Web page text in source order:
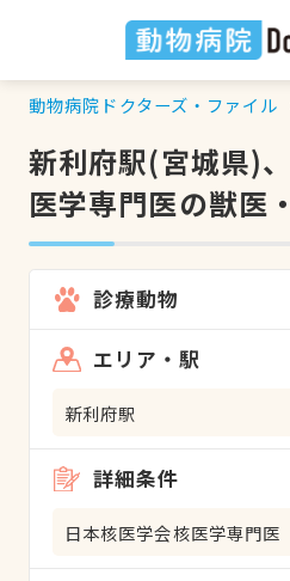
動物病院ドクターズ・ファイル
新利府駅(宮城県)
医学専門医の獣医
診療動物
エリア・駅
新利府駅
詳細条件
日本核医学会核医学専門医